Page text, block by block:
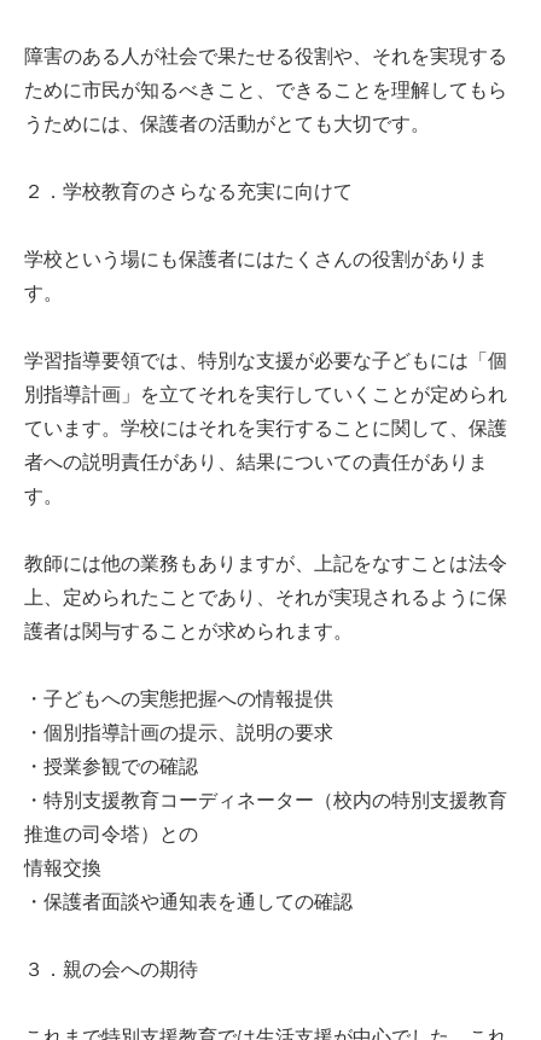
障害のある人が社会で果たせる役割や、それを実現する
ために市民が知るべきこと、できることを理解してもら
うためには、保護者の活動がとても大切です。
２．学校教育のさらなる充実に向けて
学校という場にも保護者にはたくさんの役割がありま
す。
学習指導要領では、特別な支援が必要な子どもには「個
別指導計画」を立てそれを実行していくことが定められ
ています。学校にはそれを実行することに関して、保護
者への説明責任があり、結果についての責任がありま
す。
教師には他の業務もありますが、上記をなすことは法令
上、定められたことであり、それが実現されるように保
護者は関与することが求められます。
・子どもへの実態把握への情報提供
・個別指導計画の提示、説明の要求
・授業参観での確認
・特別支援教育コーディネーター（校内の特別支援教育
推進の司令塔）との
情報交換
・保護者面談や通知表を通しての確認
３．親の会への期待